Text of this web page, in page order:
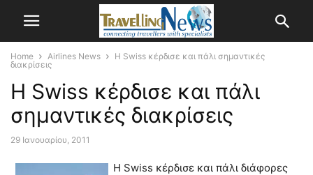
Home Airlines News
Η Swiss κέρδισε και πάλι σημαντικές
διακρίσεις
Η Swiss κέρδισε και πάλι
σημαντικές διακρίσεις
29 Ιανουαρίου, 2011
Η Swiss κέρδισε και πάλι διάφορες